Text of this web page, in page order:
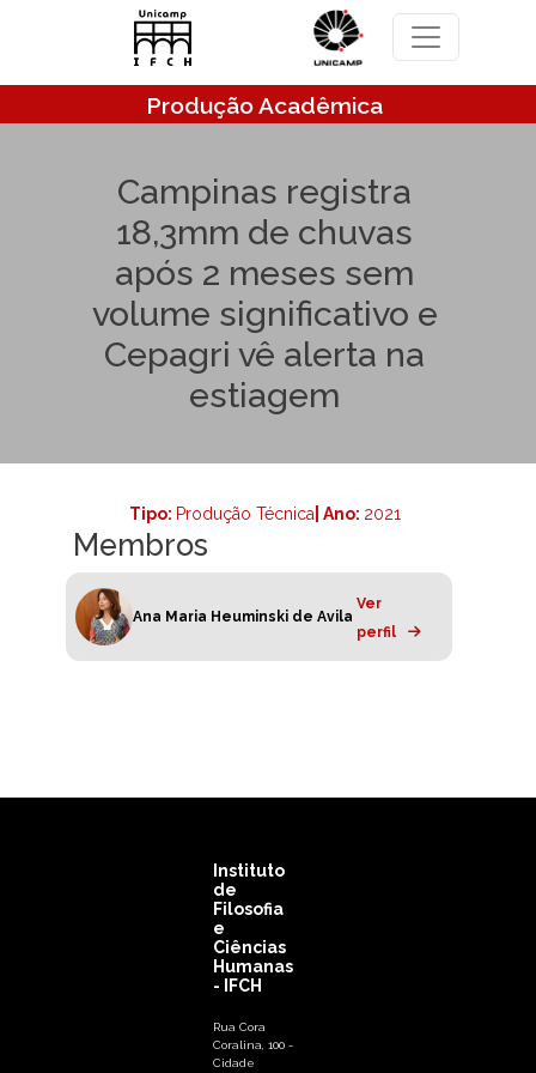
Pular para o conteúdo principal
Produção Acadêmica
Campinas registra
18,3mm de chuvas
após 2 meses sem
volume significativo e
Cepagri vê alerta na
estiagem
Tipo: Produção Técnica | Ano: 2021
Membros
Ana Maria Heuminski de Avila
Ver
perfil
Instituto
de
Filosofia
e
Ciências
Humanas
- IFCH
Rua Cora
Coralina, 100 -
Cidade